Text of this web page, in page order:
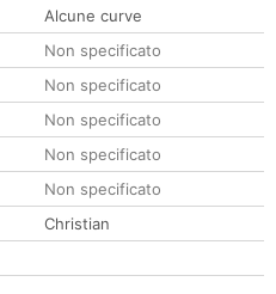
Alcune curve
Non specificato
Non specificato
Non specificato
Non specificato
Non specificato
Christian